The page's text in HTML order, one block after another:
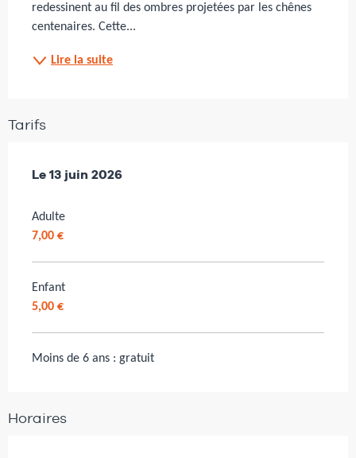
redessinent au fil des ombres projetées par les chênes
centenaires. Cette...
Lire la suite
Tarifs
Le 13 juin 2026
Le 13 juin 2026
Adulte
7,00 €
Enfant
5,00 €
Moins de 6 ans : gratuit
Horaires